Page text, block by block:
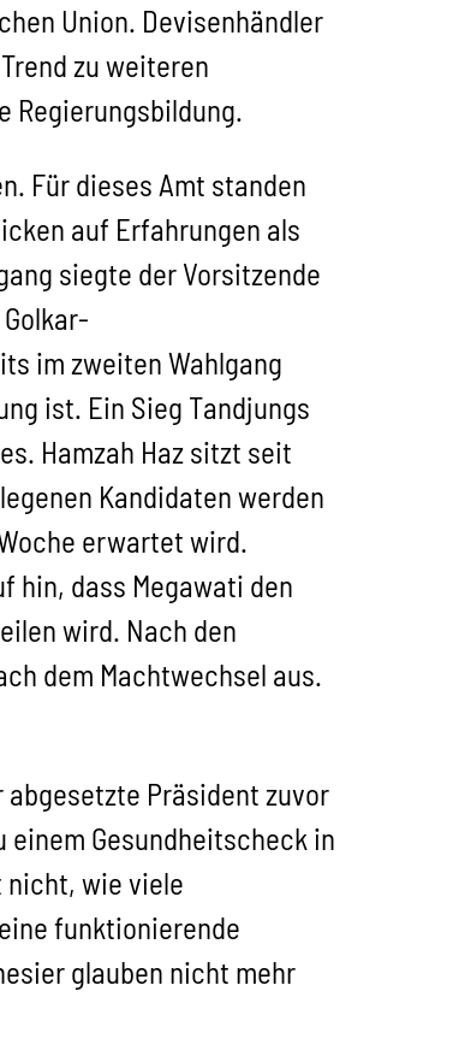
Union. Devisenhändler
zu weiteren
Regierungsbildung.
Für dieses Amt standen
auf Erfahrungen als
siegte der Vorsitzende
im zweiten Wahlgang
ist. Ein Sieg Tandjungs
Hamzah Haz sitzt seit
Kandidaten werden
erwartet wird.
hin, dass Megawati den
wird. Nach den
dem Machtwechsel aus.
Präsident zuvor
einem Gesundheitscheck in
nicht, wie viele
funktionierende
glauben nicht mehr